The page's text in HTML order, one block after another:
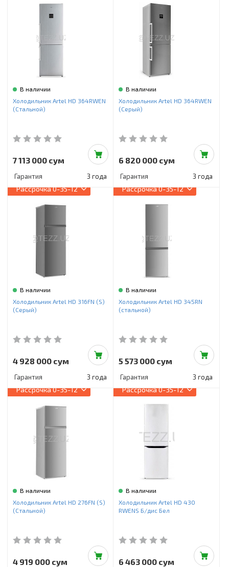
В наличии
Холодильник Artel HD 364RWEN
(Стальной)
7 113 000 сум
Гарантия 3 года
В наличии
Холодильник Artel HD 364RWEN
(Серый)
6 820 000 сум
Гарантия 3 года
Рассрочка0-35-12
В наличии
Холодильник Artel HD 316FN (S)
(Серый)
4 928 000 сум
Гарантия 3 года
Рассрочка0-35-12
В наличии
Холодильник Artel HD 345RN
(стальной)
5 573 000 сум
Гарантия 3 года
Рассрочка0-35-12
В наличии
Холодильник Artel HD 276FN (S)
(Стальной)
4 919 000 сум
Рассрочка0-35-12
В наличии
Холодильник Artel HD 430
RWENS Б/дис Бел
6 463 000 сум